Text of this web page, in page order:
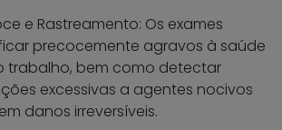
e Rastreamento: Os exames
precocemente agravos à saúde
trabalho, bem como detectar
excessivas a agentes nocivos
danos irreversíveis.